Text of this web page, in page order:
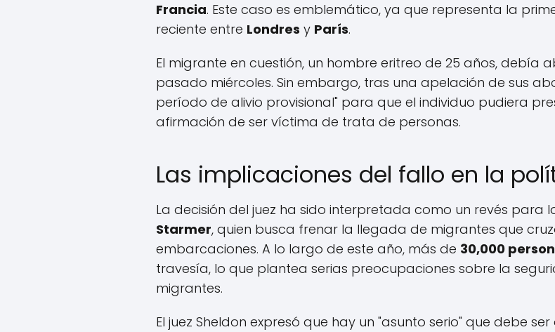
Francia. Este caso es emblemático, ya que representa la
reciente entre Londres y París.
El migrante en cuestión, un hombre eritreo de 25 años, debía
pasado miércoles. Sin embargo, tras una apelación de sus
período de alivio provisional" para que el individuo pudiera
afirmación de ser víctima de trata de personas.
Las implicaciones del fallo en la
La decisión del juez ha sido interpretada como un revés para
Starmer, quien busca frenar la llegada de migrantes que
embarcaciones. A lo largo de este año, más de 30,000
travesía, lo que plantea serias preocupaciones sobre la
migrantes.
El juez Sheldon expresó que hay un "asunto serio" que debe